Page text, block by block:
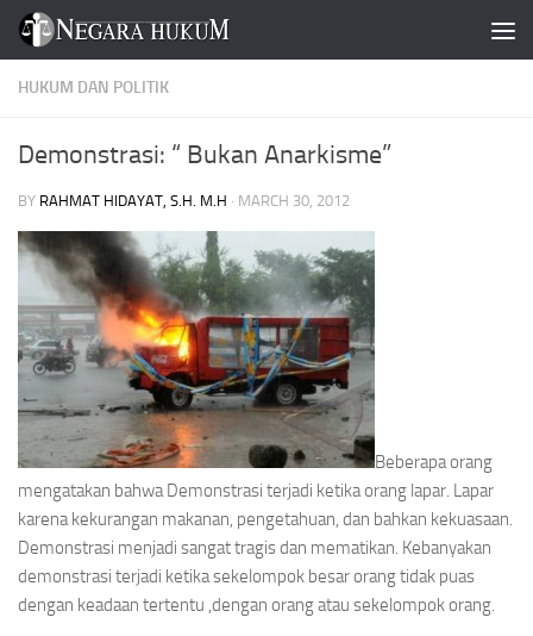
Skip to content
HUKUM DAN POLITIK
Demonstrasi: “ Bukan Anarkisme”
BY RAHMAT HIDAYAT, S.H. M.H · MARCH 30, 2012
Beberapa orang
mengatakan bahwa Demonstrasi terjadi ketika orang lapar. Lapar
karena kekurangan makanan, pengetahuan, dan bahkan kekuasaan.
Demonstrasi menjadi sangat tragis dan mematikan. Kebanyakan
demonstrasi terjadi ketika sekelompok besar orang tidak puas
dengan keadaan tertentu ,dengan orang atau sekelompok orang.